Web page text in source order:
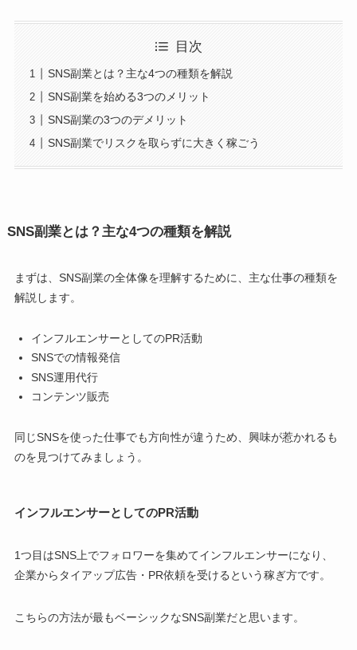
目次
SNS副業とは？主な4つの種類を解説
SNS副業を始める3つのメリット
SNS副業の3つのデメリット
SNS副業でリスクを取らずに大きく稼ごう
SNS副業とは？主な4つの種類を解説
まずは、SNS副業の全体像を理解するために、主な仕事の種類を
解説します。
インフルエンサーとしてのPR活動
SNSでの情報発信
SNS運用代行
コンテンツ販売
同じSNSを使った仕事でも方向性が違うため、興味が惹かれるも
のを見つけてみましょう。
インフルエンサーとしてのPR活動
1つ目はSNS上でフォロワーを集めてインフルエンサーになり、
企業からタイアップ広告・PR依頼を受けるという稼ぎ方です。
こちらの方法が最もベーシックなSNS副業だと思います。